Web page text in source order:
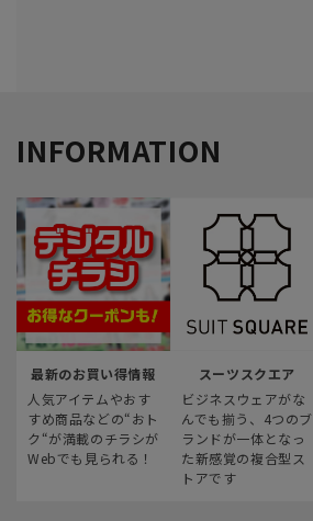
INFORMATION
最新のお買い得情報
人気アイテムやおす
すめ商品などの“おト
ク“が満載のチラシが
Webでも見られる！
スーツスクエア
ビジネスウェアがな
んでも揃う、4つのブ
ランドが一体となっ
た新感覚の複合型ス
トアです